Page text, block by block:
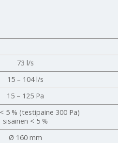
73 l/s
15 – 104 l/s
15 – 125 Pa
5 % (testipaine 300 Pa)
sisäinen < 5 %
Ø 160 mm